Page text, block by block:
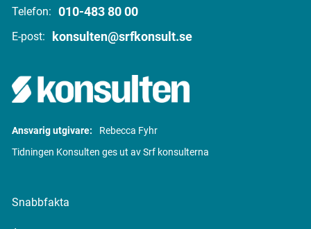
Telefon: 010-483 80 00
E-post: konsulten@srfkonsult.se
Ansvarig utgivare:
Rebecca Fyhr
Tidningen Konsulten ges ut av Srf konsulterna
Snabbfakta